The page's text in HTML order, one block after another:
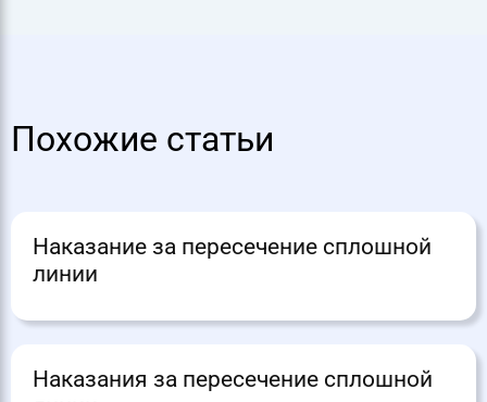
Похожие статьи
Наказание за пересечение сплошной
линии
Наказания за пересечение сплошной